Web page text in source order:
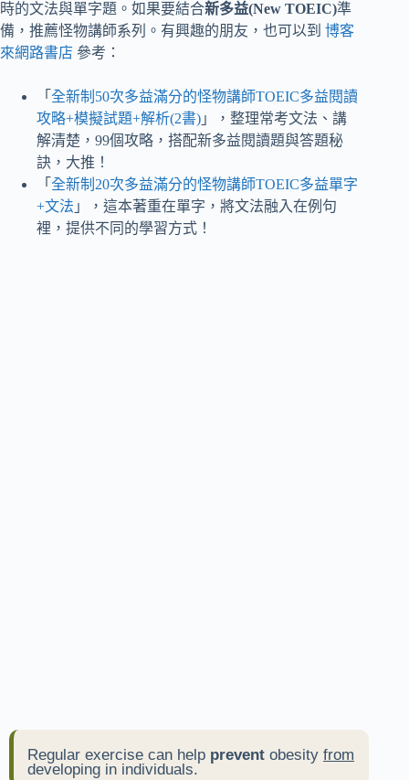
時的文法與單字題。如果要結合新多益(New TOEIC)準
備，推薦怪物講師系列。有興趣的朋友，也可以到 博客
來網路書店 參考：
「 全新制50次多益滿分的怪物講師TOEIC多益閱讀
攻略+模擬試題+解析(2書) 」，整理常考文法、講
解清楚，99個攻略，搭配新多益閱讀題與答題秘
訣，大推！
「 全新制20次多益滿分的怪物講師TOEIC多益單字
+文法 」，這本著重在單字，將文法融入在例句
裡，提供不同的學習方式！
Regular exercise can help prevent obesity from
developing in individuals.